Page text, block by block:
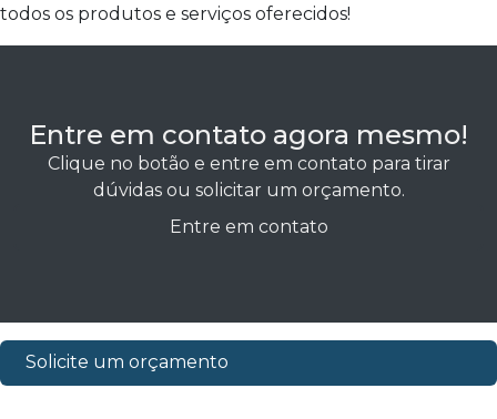
todos os produtos e serviços oferecidos!
Entre em contato agora mesmo!
Clique no botão e entre em contato para tirar
dúvidas ou solicitar um orçamento.
Entre em contato
Solicite um orçamento